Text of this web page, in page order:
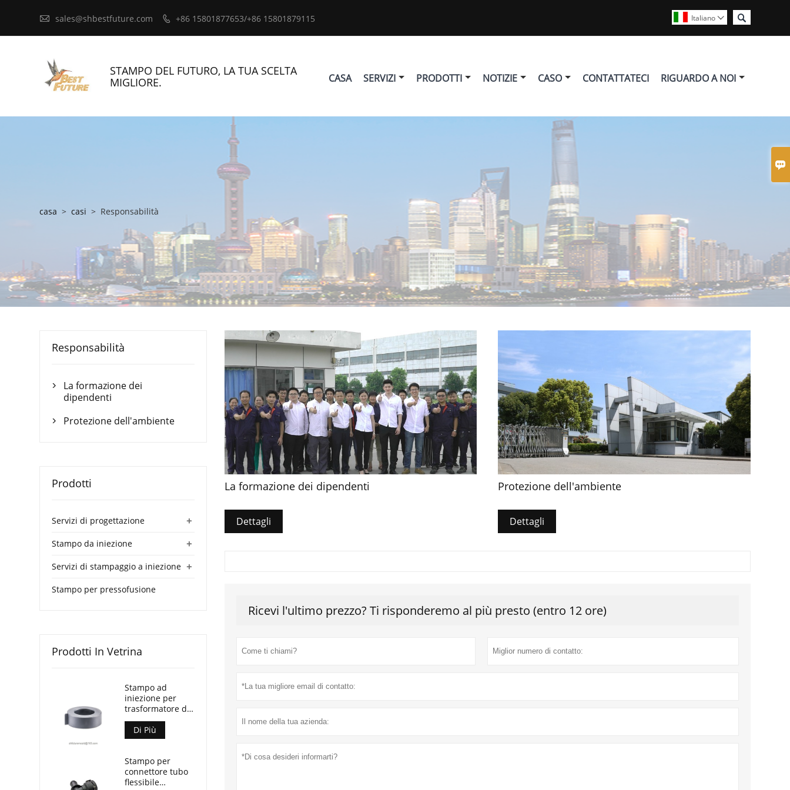

 sales@shbestfuture.com  +86 15801877653/+86 15801879115 
Italiano 
CASA SERVIZI PRODOTTI NOTIZIE CASO CONTATTATECI RIGUARDO A NOI
STAMPO DEL FUTURO, LA TUA SCELTA
MIGLIORE.
casa > casi > Responsabilità
La formazione dei dipendenti
Dettagli
Protezione dell'ambiente
Dettagli
Ricevi l'ultimo prezzo? Ti risponderemo al più presto (entro 12 ore)
Responsabilità

La formazione dei
dipendenti
 Protezione dell'ambiente
Prodotti
+
Servizi di progettazione
+
Stampo da iniezione
+
Servizi di stampaggio a iniezione
Stampo per pressofusione
Prodotti In Vetrina
Stampo ad
iniezione per
trasformatore di
corrente Split
Core
Di Più
Stampo per
connettore tubo
flessibile